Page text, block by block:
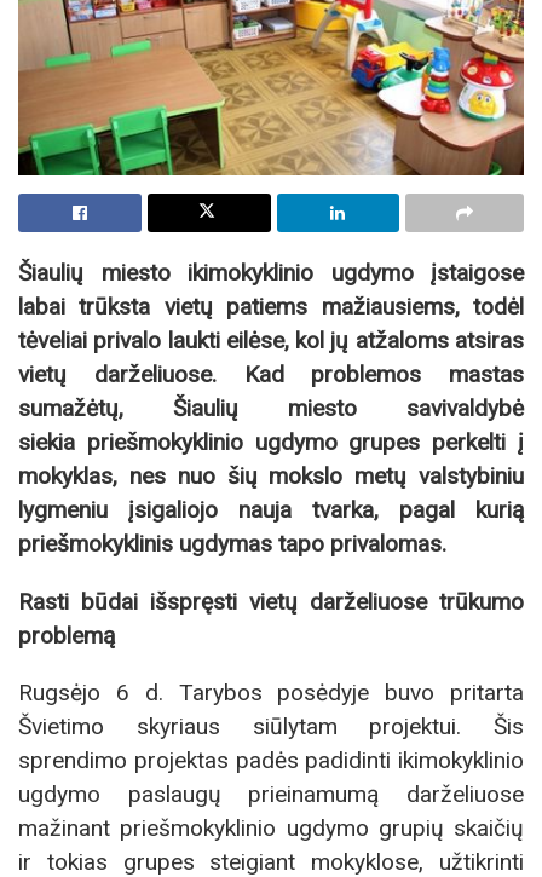
Šiaulių miesto ikimokyklinio ugdymo įstaigose
labai trūksta vietų patiems mažiausiems, todėl
tėveliai privalo laukti eilėse, kol jų atžaloms atsiras
vietų darželiuose. Kad problemos mastas
sumažėtų, Šiaulių miesto savivaldybė
siekia priešmokyklinio ugdymo grupes perkelti į
mokyklas, nes nuo šių mokslo metų valstybiniu
lygmeniu įsigaliojo nauja tvarka, pagal kurią
priešmokyklinis ugdymas tapo privalomas.
Rasti būdai išspręsti vietų darželiuose trūkumo
problemą
Rugsėjo 6 d. Tarybos posėdyje buvo pritarta
Švietimo skyriaus siūlytam projektui. Šis
sprendimo projektas padės padidinti ikimokyklinio
ugdymo paslaugų prieinamumą darželiuose
mažinant priešmokyklinio ugdymo grupių skaičių
ir tokias grupes steigiant mokyklose, užtikrinti